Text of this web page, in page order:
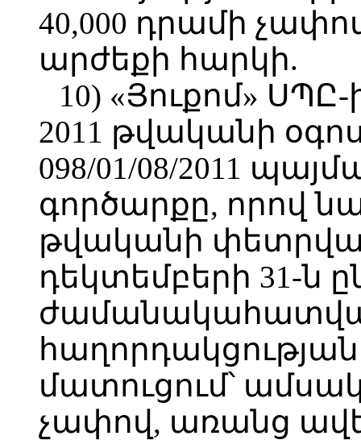
40,000 դրամի
արժեքի հարկի.
10) «Յուքոմ» ՍՊԸ-
2011 թվականի
098/01/08/2011
գործարքը, որով
թվականի
դեկտեմբերի 31-ն
հաղորդակցության
մատուցում՝
չափով, առանց